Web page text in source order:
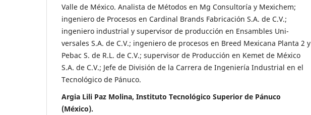
Valle de México. Analista de Métodos en Mg Consultoría y Mexi­chem;
ingeniero de Procesos en Cardinal Brands Fabricación S.A. de C.V.;
ingeniero industrial y supervisor de producción en Ensambles Uni­
versales S.A. de C.V.; ingeniero de procesos en Breed Mexicana Planta 2 y
Pebac S. de R.L. de C.V.; supervisor de Producción en Kemet de Méxi­co
S.A. de C.V.; Jefe de División de la Carrera de Ingeniería Industrial en el
Tecnológico de Pánuco.
Argia Lili Paz Molina, Instituto Tecnológico Superior de Pánuco
(México).